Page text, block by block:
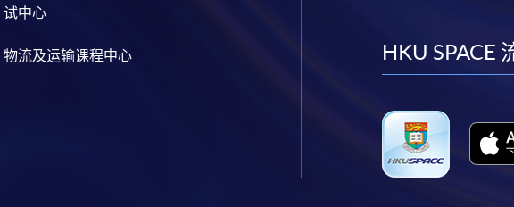
试中心
物流及运输课程中心 HKU SPACE